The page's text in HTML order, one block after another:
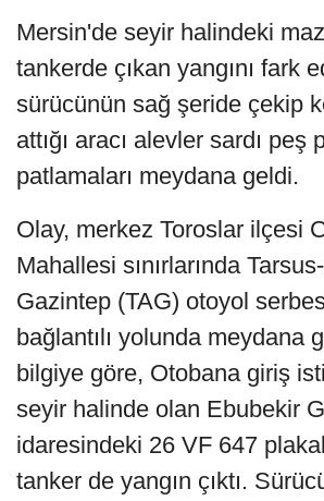
Mersin'de seyir halindeki
tankerde çıkan yangını fark
sürücünün sağ şeride çekip
attığı aracı alevler sardı peş
patlamaları meydana geldi.
Olay, merkez Toroslar ilçesi
Mahallesi sınırlarında
Gazintep (TAG) otoyol
bağlantılı yolunda meydana
bilgiye göre, Otobana giriş
seyir halinde olan Ebubekir
idaresindeki 26 VF 647
tanker de yangın çıktı.